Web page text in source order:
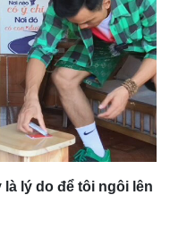
là lý do để tôi ngôi lên